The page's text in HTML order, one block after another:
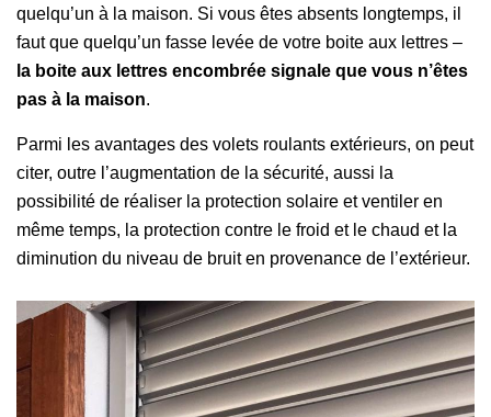
quelqu’un à la maison. Si vous êtes absents longtemps, il
faut que quelqu’un fasse levée de votre boite aux lettres –
la boite aux lettres encombrée signale que vous n’êtes
pas à la maison.
Parmi les avantages des volets roulants extérieurs, on peut
citer, outre l’augmentation de la sécurité, aussi la
possibilité de réaliser la protection solaire et ventiler en
même temps, la protection contre le froid et le chaud et la
diminution du niveau de bruit en provenance de l’extérieur.